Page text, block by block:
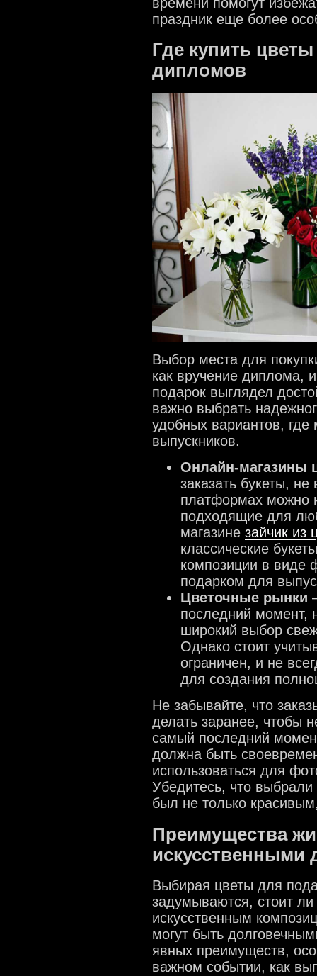
праздник еще более
Где купить
дипломов
Выбор места для
как вручение диплома,
подарок выглядел
важно выбрать
удобных вариантов,
выпускников.
Онлайн-магазины
заказать букеты,
платформах можно
подходящие для
магазине зайчик из
классические
композиции в виде
подарком для
Цветочные рынки
последний момент,
широкий выбор
Однако стоит
ограничен, и не
для создания
Не забывайте, что
делать заранее, чтобы
самый последний
должна быть
использоваться для
Убедитесь, что
был не только
Преимущества
искусственными
Выбирая цветы для
задумываются, стоит
искусственным
могут быть
явных преимуществ,
важном событии, как